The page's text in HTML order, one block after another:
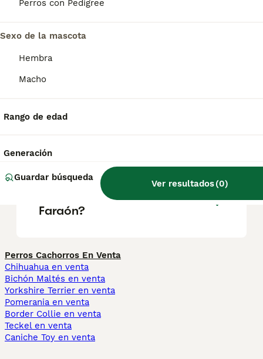
Perros con Pedigree
Sexo de la mascota
Hembra
Macho
Rango de edad
Generación
Guardar búsqueda
Ver resultados(0)
esbelta de tipo lebrel.
¿Cómo se llama el perro
faraón?
¿Qué raza es el Perro del
Faraón?
Perros Cachorros En Venta
Chihuahua en venta
Bichón Maltés en venta
Yorkshire Terrier en venta
Pomerania en venta
Border Collie en venta
Teckel en venta
Caniche Toy en venta